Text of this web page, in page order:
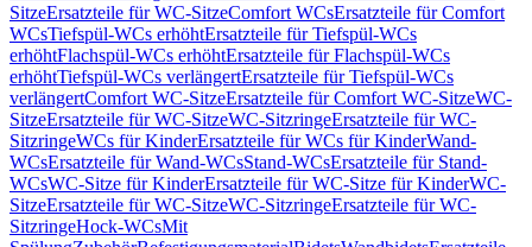
SitzeErsatzteile für WC-SitzeComfort WCsErsatzteile für Comfort
WCsTiefspül-WCs erhöhtErsatzteile für Tiefspül-WCs
erhöhtFlachspül-WCs erhöhtErsatzteile für Flachspül-WCs
erhöhtTiefspül-WCs verlängertErsatzteile für Tiefspül-WCs
verlängertComfort WC-SitzeErsatzteile für Comfort WC-SitzeWC-
SitzeErsatzteile für WC-SitzeWC-SitzringeErsatzteile für WC-
SitzringeWCs für KinderErsatzteile für WCs für KinderWand-
WCsErsatzteile für Wand-WCsStand-WCsErsatzteile für Stand-
WCsWC-Sitze für KinderErsatzteile für WC-Sitze für KinderWC-
SitzeErsatzteile für WC-SitzeWC-SitzringeErsatzteile für WC-
SitzringeHock-WCsMit